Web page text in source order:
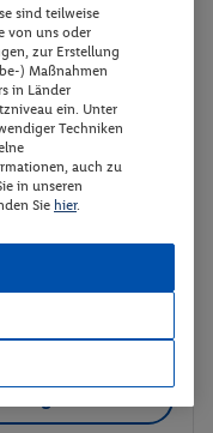
p.P.
42.50
sind teilweise
von uns oder
zur Erstellung
) Maßnahmen
in Länder
ein. Unter
Techniken
auch zu
in unseren
Sie hier.